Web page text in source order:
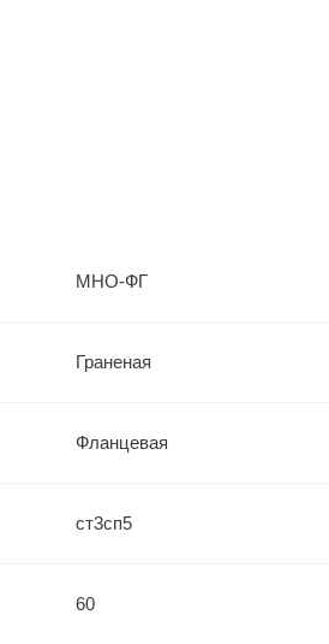
МНО-ФГ
Граненая
Фланцевая
ст3сп5
60